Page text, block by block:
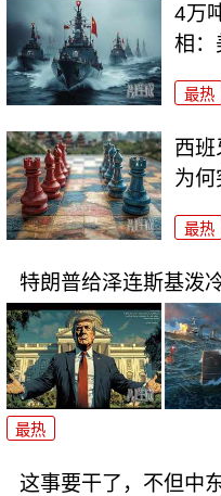
4万
相：
最热
西班
为何
最热
特朗普给泽连斯基泼
最热
这事要干了，不但中